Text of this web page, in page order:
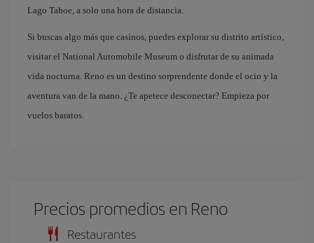
Lago Tahoe, a solo una hora de distancia.
Si buscas algo más que casinos, puedes explorar su distrito artístico,
visitar el National Automobile Museum o disfrutar de su animada
vida nocturna. Reno es un destino sorprendente donde el ocio y la
aventura van de la mano. ¿Te apetece desconectar? Empieza por
vuelos baratos.
Precios promedios en Reno
Restaurantes